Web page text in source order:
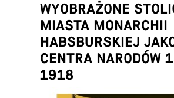
WYOBRAŻONE
MIASTA MONARCHII
HABSBURSKIEJ
CENTRA NARODÓW
1918
Łukasz Galusek